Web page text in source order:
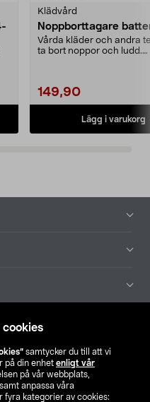
cookies
samtycker du till att vi
på din enhet enligt vår
på vår webbplats,
anpassa våra
fyra kategorier av cookies:
Klädvård
Noppborttagare
Vårda kläder och andra
ta bort noppor och ludd.
149,90
Lägg i varukorg
butik